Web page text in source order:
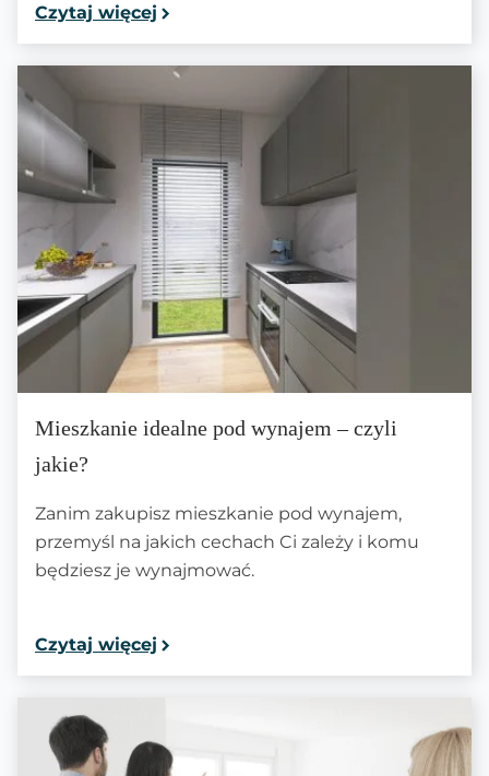
Czytaj więcej
Mieszkanie idealne pod wynajem – czyli
jakie?
Zanim zakupisz mieszkanie pod wynajem,
przemyśl na jakich cechach Ci zależy i komu
będziesz je wynajmować.
Czytaj więcej